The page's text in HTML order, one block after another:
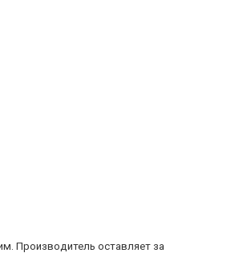
Производитель оставляет за